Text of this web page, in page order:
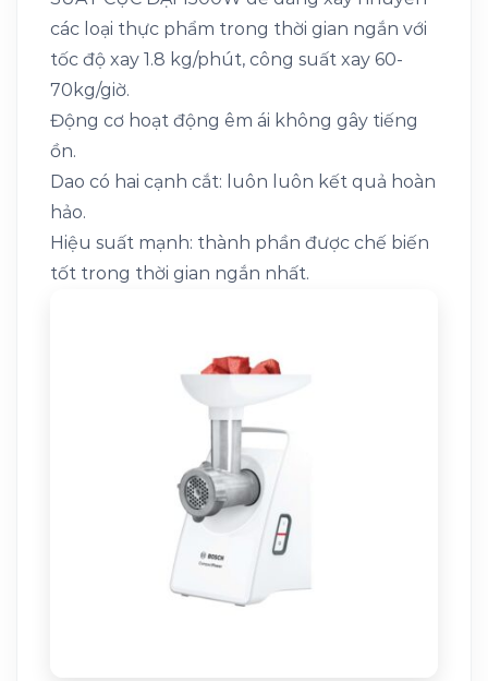
các loại thực phẩm trong thời gian ngắn với
tốc độ xay 1.8 kg/phút, công suất xay 60-
70kg/giờ.
Động cơ hoạt động êm ái không gây tiếng
ồn.
Dao có hai cạnh cắt: luôn luôn kết quả hoàn
hảo.
Hiệu suất mạnh: thành phần được chế biến
tốt trong thời gian ngắn nhất.